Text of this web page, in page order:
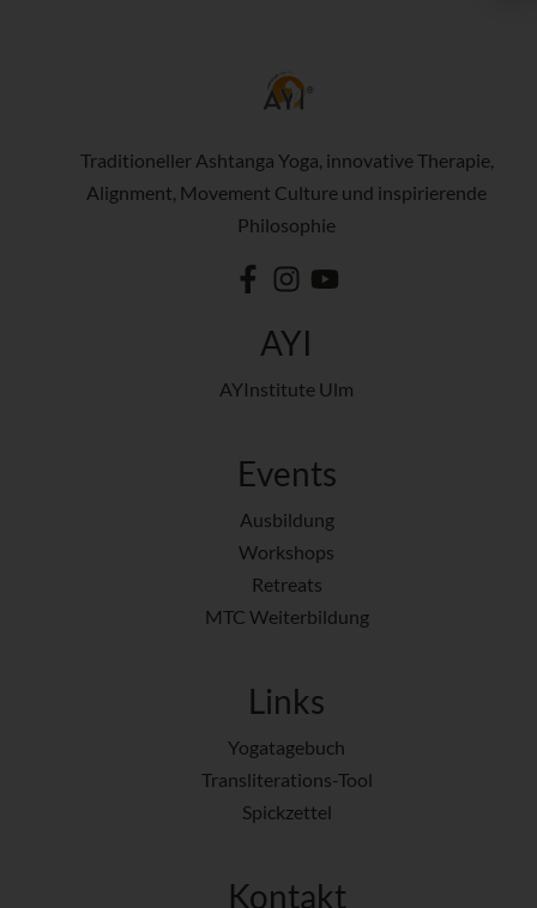
Traditioneller Ashtanga Yoga, innovative Therapie,
Alignment, Movement Culture und inspirierende
Philosophie
AYI
AYInstitute Ulm
Events
Ausbildung
Workshops
Retreats
MTC Weiterbildung
Links
Yogatagebuch
Transliterations-Tool
Spickzettel
Kontakt